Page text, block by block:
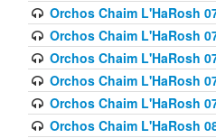
Orchos Chaim L'HaRosh
Orchos Chaim L'HaRosh
Orchos Chaim L'HaRosh
Orchos Chaim L'HaRosh
Orchos Chaim L'HaRosh
Orchos Chaim L'HaRosh